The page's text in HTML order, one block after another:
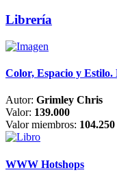
Librería
Color, Espacio y Estilo.
Autor: Grimley Chris
Valor: 139.000
Valor miembros: 104.250
WWW Hotshops